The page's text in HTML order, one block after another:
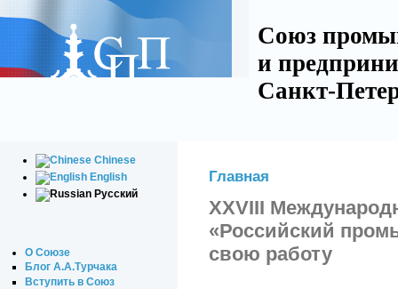
Союз
и
Санкт-
Chinese
English
Русский
О Союзе
Блог А.А.Турчака
Вступить в Союз
Главная
XXVIII
«Российский
свою работу